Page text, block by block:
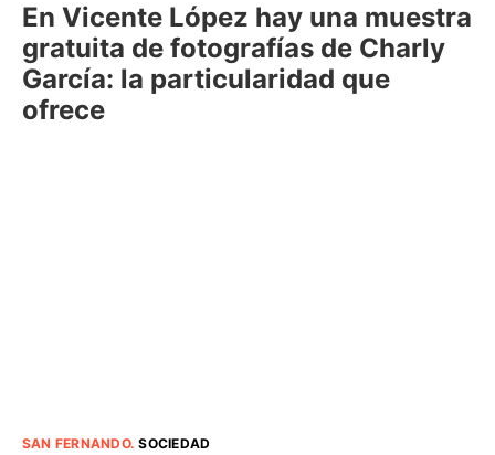
En Vicente López hay una muestra
gratuita de fotografías de Charly
García: la particularidad que
ofrece
SAN FERNANDO.SOCIEDAD